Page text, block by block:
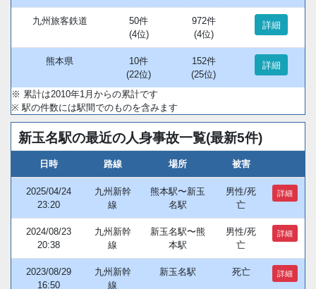
九州旅客鉄道
50件
(4位)
972件
(4位)
詳細
熊本県
10件
(22位)
152件
(25位)
詳細
※ 累計は2010年1月からの累計です
※ 駅の件数には駅間でのものを含みます
新玉名駅の最近の人身事故一覧(最新5件)
日時 路線 場所 被害
2025/04/24
23:20
九州新幹
線
熊本駅〜新玉
名駅
男性/死
亡
詳細
2024/08/23
20:38
九州新幹
線
新玉名駅〜熊
本駅
男性/死
亡
詳細
2023/08/29
16:50
九州新幹
線
新玉名駅 死亡 詳細